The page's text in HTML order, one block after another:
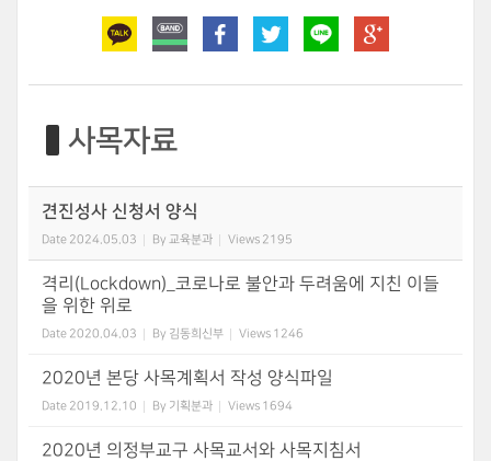
사목자료
견진성사 신청서 양식
Date 2024.05.03 By 교육분과 Views 2195
격리(Lockdown)_코로나로 불안과 두려움에 지친 이들
을 위한 위로
Date 2020.04.03 By 김동희신부 Views 1246
2020년 본당 사목계획서 작성 양식파일
Date 2019.12.10 By 기획분과 Views 1694
2020년 의정부교구 사목교서와 사목지침서